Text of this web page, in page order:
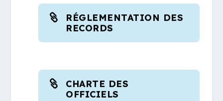
RÉGLEMENTATION DES
RECORDS
CHARTE DES
OFFICIELS